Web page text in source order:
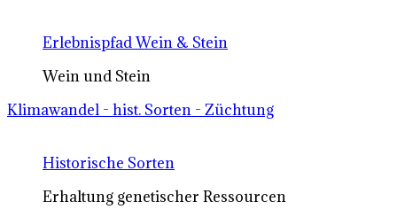
Erlebnispfad Wein & Stein
Wein und Stein
Klimawandel - hist. Sorten - Züchtung
Historische Sorten
Erhaltung genetischer Ressourcen